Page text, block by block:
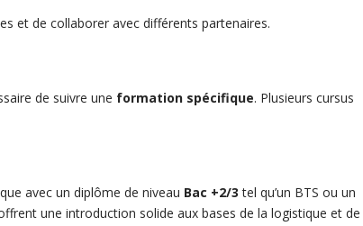
et de collaborer avec différents partenaires.
de suivre une formation spécifique. Plusieurs cursus
avec un diplôme de niveau Bac +2/3 tel qu’un BTS ou un
une introduction solide aux bases de la logistique et de